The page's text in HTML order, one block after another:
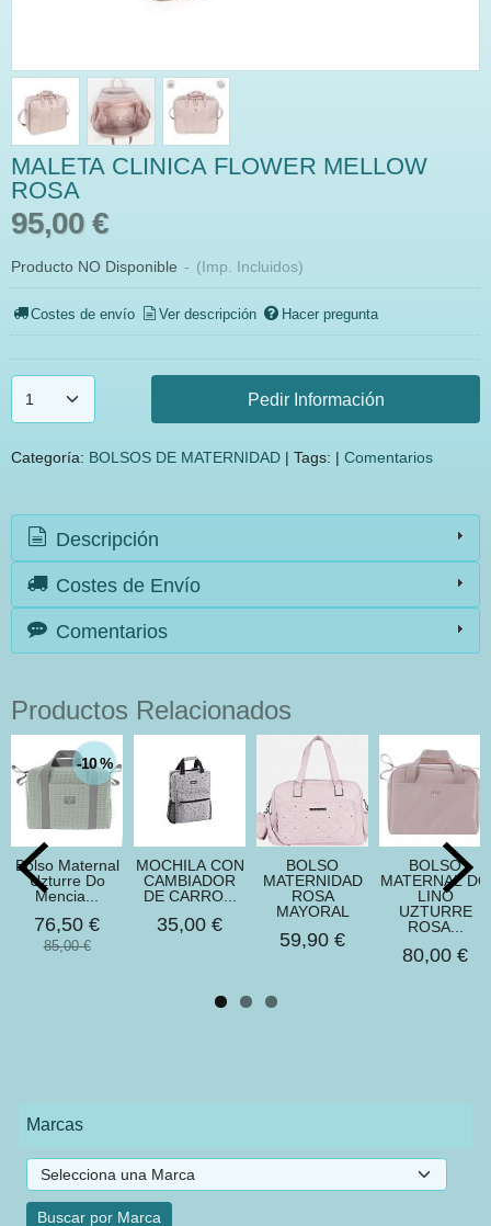
Marcas
MALETA CLINICA FLOWER MELLOW
ROSA
95,00 €
Producto NO Disponible - (Imp. Incluidos)
Costes de envío Ver descripción Hacer pregunta
Pedir Información
Categoría: BOLSOS DE MATERNIDAD | Tags: | Comentarios
Descripción
Costes de Envío
Comentarios
Productos Relacionados
-10 %
Bolso Maternal
Uzturre Do
Mencia...
76,50 €
85,00 €
MOCHILA CON
CAMBIADOR
DE CARRO...
35,00 €
BOLSO
MATERNIDAD
ROSA
MAYORAL
59,90 €
BOLSO
MATERNAL DO
LINO
UZTURRE
ROSA...
80,00 €